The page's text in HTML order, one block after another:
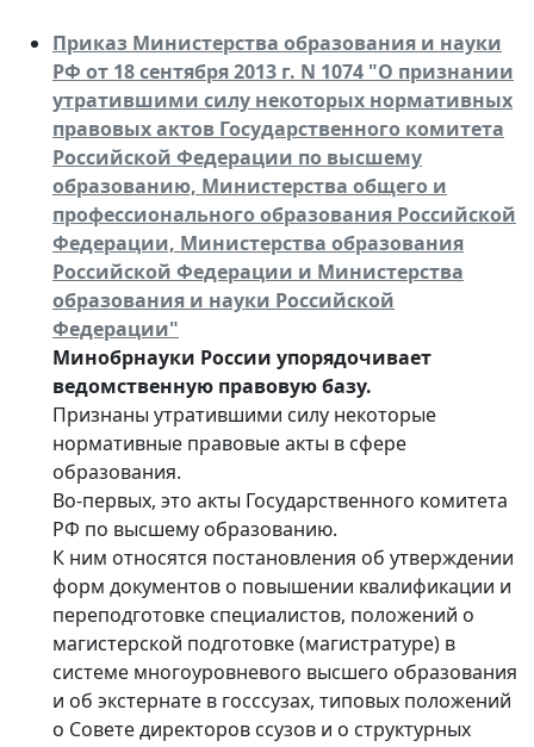
Приказ Министерства образования и науки
РФ от 18 сентября 2013 г. N 1074 "О признании
утратившими силу некоторых нормативных
правовых актов Государственного комитета
Российской Федерации по высшему
образованию, Министерства общего и
профессионального образования Российской
Федерации, Министерства образования
Российской Федерации и Министерства
образования и науки Российской
Федерации"
Минобрнауки России упорядочивает
ведомственную правовую базу.
Признаны утратившими силу некоторые
нормативные правовые акты в сфере
образования.
Во-первых, это акты Государственного комитета
РФ по высшему образованию.
К ним относятся постановления об утверждении
форм документов о повышении квалификации и
переподготовке специалистов, положений о
магистерской подготовке (магистратуре) в
системе многоуровневого высшего образования
и об экстернате в госссузах, типовых положений
о Совете директоров ссузов и о структурных